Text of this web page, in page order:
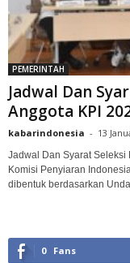
PEMERINTAH
Jadwal Dan
Anggota KPI
kabarindonesia - 13
Jadwal Dan Syarat Seleksi
Komisi Penyiaran
dibentuk berdasarkan
0 Fans